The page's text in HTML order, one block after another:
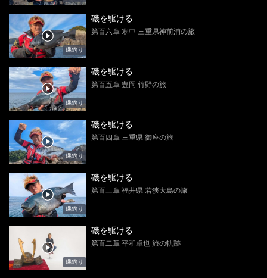
磯釣り
磯を駆ける
第百六章 寒中 三重県神前浦の旅
磯釣り
磯を駆ける
第百五章 豊岡 竹野の旅
磯釣り
磯を駆ける
第百四章 三重県 御座の旅
磯釣り
磯を駆ける
第百三章 福井県 若狭大島の旅
磯釣り
磯を駆ける
第百二章 平和卓也 旅の軌跡